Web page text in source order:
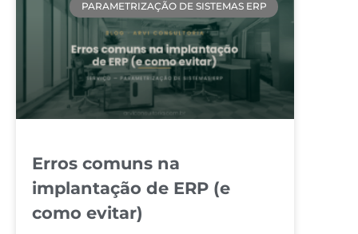
PARAMETRIZAÇÃO DE SISTEMAS ERP
Erros comuns na
implantação de ERP (e
como evitar)